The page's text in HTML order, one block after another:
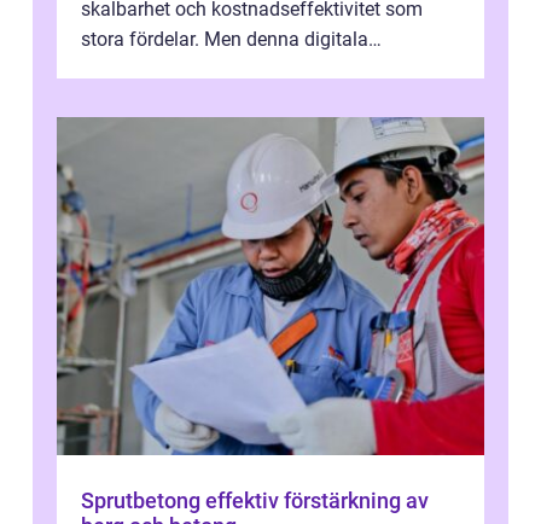
skalbarhet och kostnadseffektivitet som
stora fördelar. Men denna digitala
Sprutbetong effektiv förstärkning av